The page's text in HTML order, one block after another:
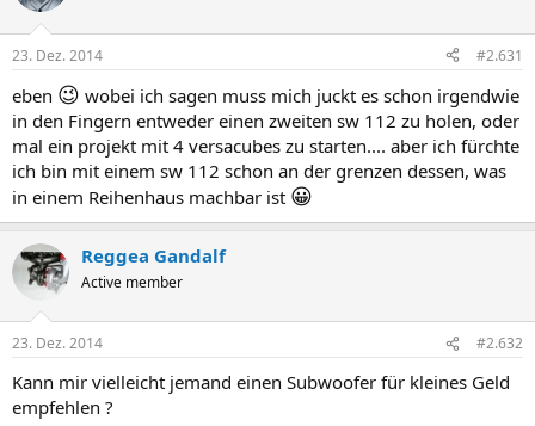
23. Dez. 2014 #2.631
eben 😉 wobei ich sagen muss mich juckt es schon irgendwie
in den Fingern entweder einen zweiten sw 112 zu holen, oder
mal ein projekt mit 4 versacubes zu starten.... aber ich fürchte
ich bin mit einem sw 112 schon an der grenzen dessen, was
in einem Reihenhaus machbar ist 😀
Reggea Gandalf
Active member
23. Dez. 2014 #2.632
Kann mir vielleicht jemand einen Subwoofer für kleines Geld
empfehlen ?